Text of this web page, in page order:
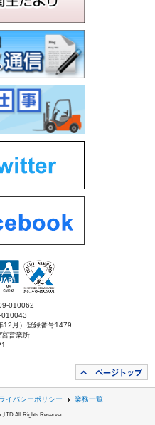
010062
12月）登録番号1479
営業所
イバシーポリシー 業務一覧
Rights Reserved.